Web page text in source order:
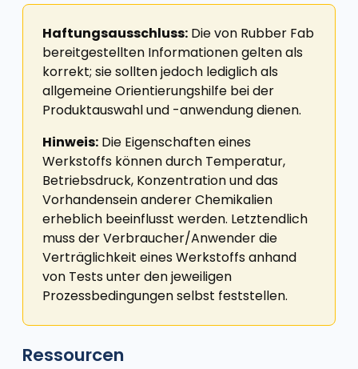
Haftungsausschluss: Die von Rubber Fab
bereitgestellten Informationen gelten als
korrekt; sie sollten jedoch lediglich als
allgemeine Orientierungshilfe bei der
Produktauswahl und -anwendung dienen.
Hinweis: Die Eigenschaften eines
Werkstoffs können durch Temperatur,
Betriebsdruck, Konzentration und das
Vorhandensein anderer Chemikalien
erheblich beeinflusst werden. Letztendlich
muss der Verbraucher/Anwender die
Verträglichkeit eines Werkstoffs anhand
von Tests unter den jeweiligen
Prozessbedingungen selbst feststellen.
Ressourcen